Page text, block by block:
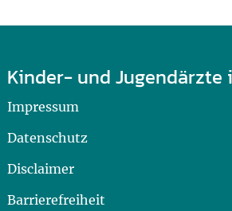
Kinder- und Jugendärzte
Impressum
Datenschutz
Disclaimer
Barrierefreiheit